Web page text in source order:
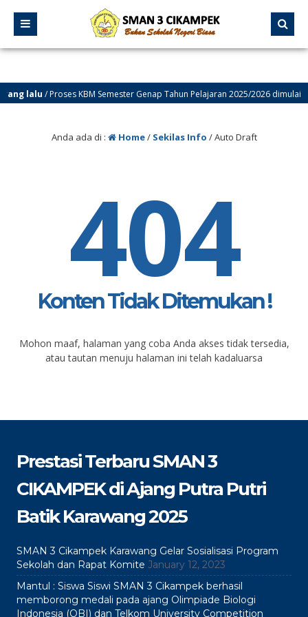
lalu/ Proses KBM Semester Genap Tahun Pelajaran 2025/2026 dimulai
Anda ada di : Home/ Sekilas Info /Auto Draft
404
Konten Tidak Ditemukan !
Mohon maaf, halaman yang coba Anda akses tidak tersedia,
atau tautan menuju halaman ini telah kadaluarsa
Prestasi Terbaru SMAN 3
CIKAMPEK di Ajang Putra Putri
Batik Karawang 2025
SMAN 3 Cikampek Karawang Gelar Sosialisasi Program
Sekolah dan Rapat Komite January 12, 2023
Mantul : Siswa Siswi SMAN 3 Cikampek berhasil
memborong medali pada ajang Olimpiade Biologi
Indonesia (OBI) dan Telkom University Competition